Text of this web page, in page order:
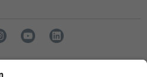
Deutsch